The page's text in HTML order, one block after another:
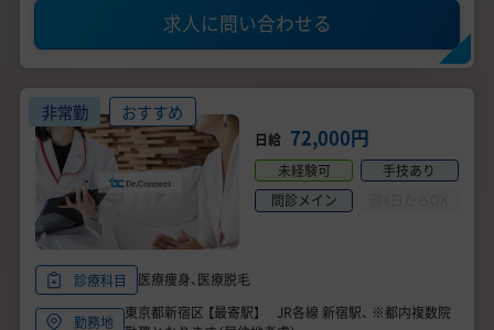
求人に問い合わせる
非常勤 おすすめ
日給 72,000円
未経験可
手技あり
問診メイン
診療科目 医療痩身、医療脱毛
勤務地
東京都新宿区 【最寄駅】 JR各線 新宿駅、 ※都内複数院